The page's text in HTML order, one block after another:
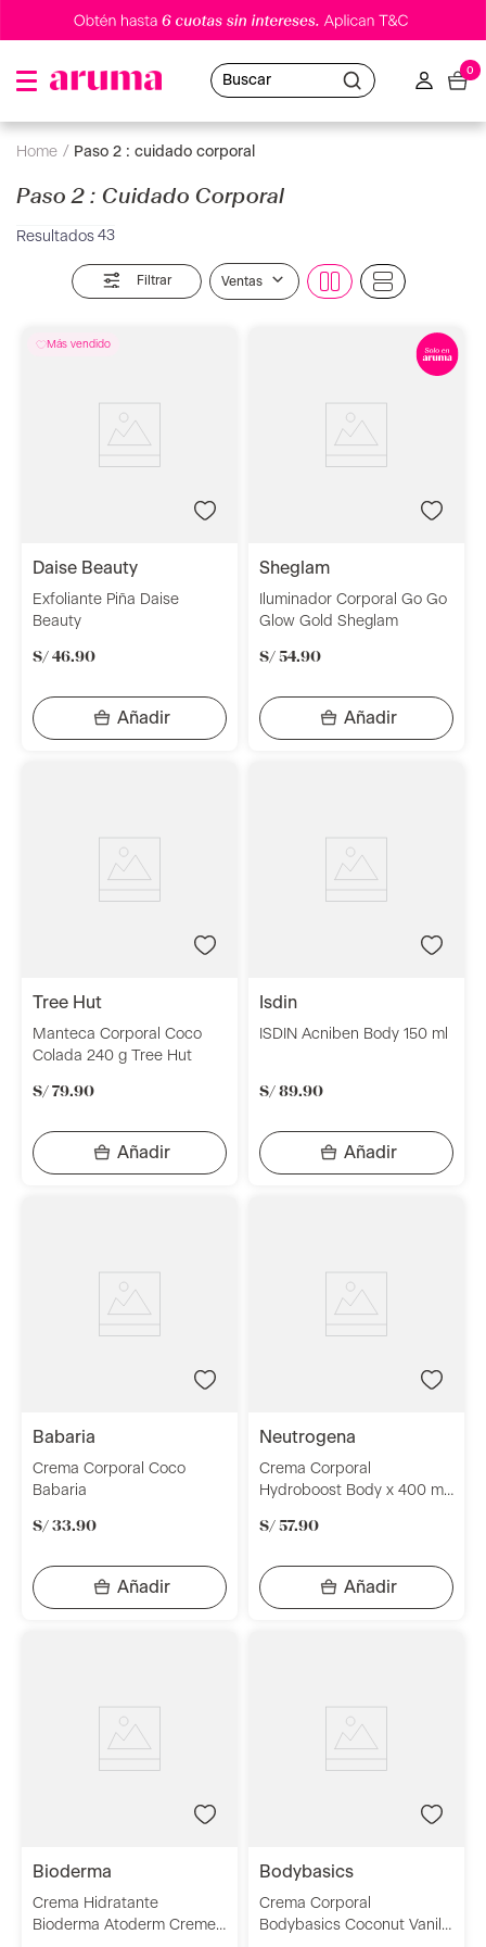
Buscar
0
paso 2 : cuidado corporal
Paso 2 : Cuidado Corporal
43
Filtrar Ventas
daise beauty
Exfoliante Piña Daise
Beauty
S/ 46.90
sheglam
Iluminador Corporal Go Go
Glow Gold Sheglam
S/ 54.90
tree hut
Manteca Corporal Coco
Colada 240 g Tree Hut
S/ 79.90
isdin
ISDIN Acniben Body 150 ml
S/ 89.90
babaria
Crema Corporal Coco
Babaria
S/ 33.90
neutrogena
Crema Corporal
Hydroboost Body x 400 ml
S/ 57.90
bioderma
Crema Hidratante
Bioderma Atoderm Creme
bodybasics
Crema Corporal
Bodybasics Coconut Vanilla